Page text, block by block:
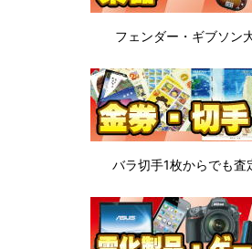
フェンダー・ギブソン
バラ切手1枚からでも査